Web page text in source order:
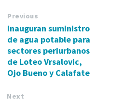
Previous
Inauguran suministro
de agua potable para
sectores periurbanos
de Loteo Vrsalovic,
Ojo Bueno y Calafate
Next